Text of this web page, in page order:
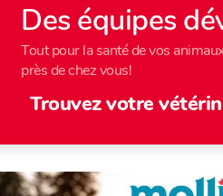
Des équipes
Tout pour la santé de vos
près de chez vous!
Trouvez votre